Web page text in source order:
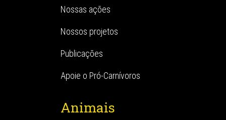
Nossas ações
Nossos projetos
Publicações
Apoie o Pró-Carnívoros
Animais